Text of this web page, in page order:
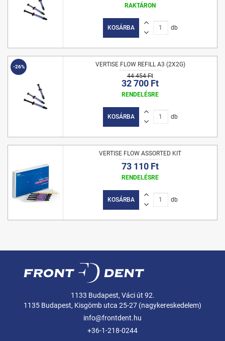
RAKTÁRON
KOSÁRBA db
-26%
VERTISE FLOW REFILL A3 (2X2G)
44 454 Ft
32 700 Ft
RENDELÉSRE
KOSÁRBA db
VERTISE FLOW ASSORTED KIT
73 110 Ft
RENDELÉSRE
KOSÁRBA db
1133 Budapest, Váci út 92.
1135 Budapest, Kisgömb utca 25-27 (nagykereskedelem)
info@frontdent.hu
+36-1-218-0244